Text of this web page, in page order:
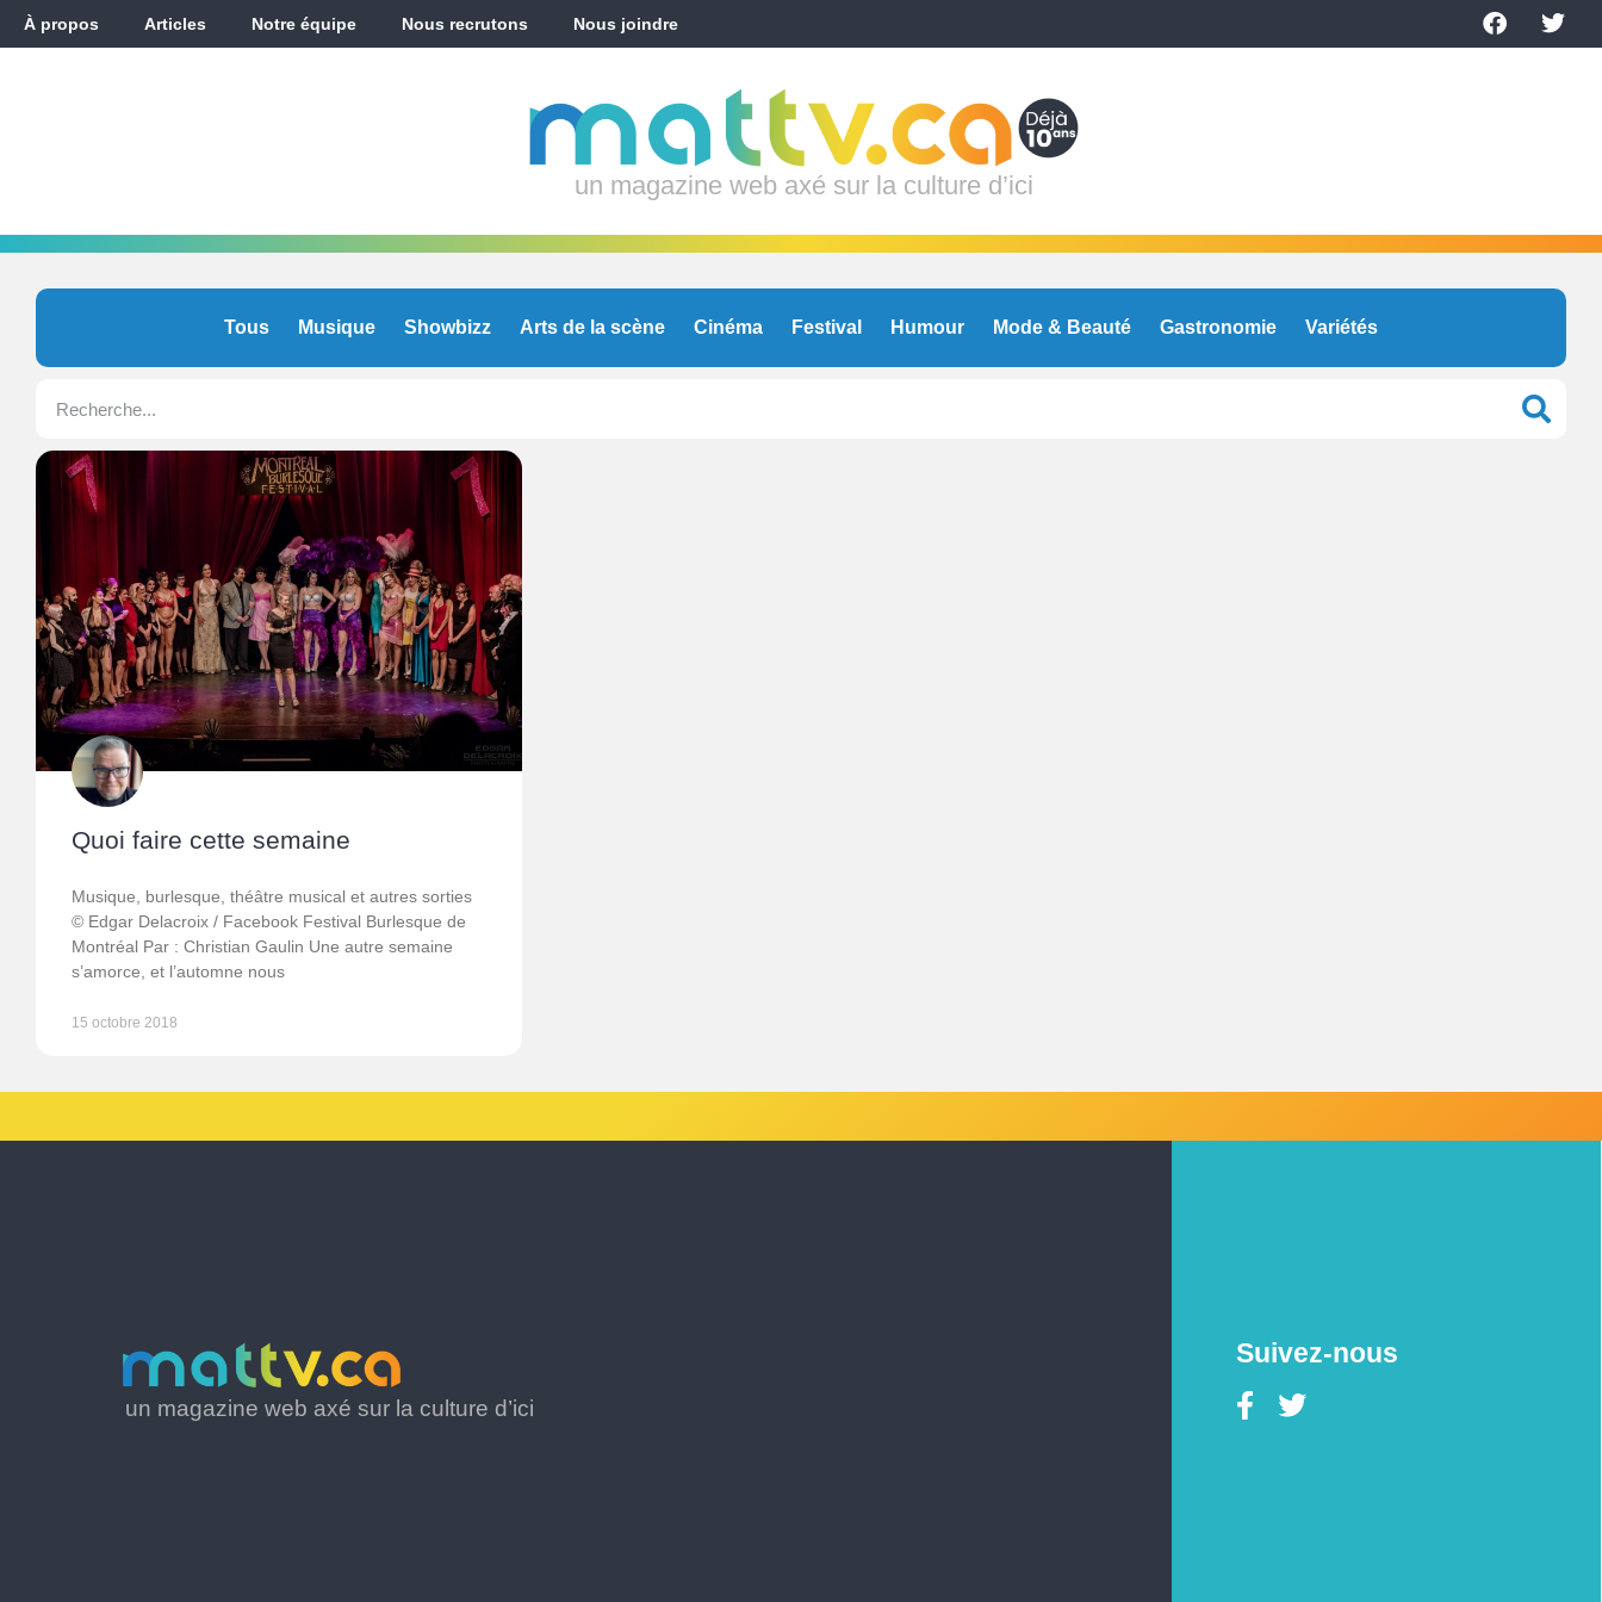
À propos Articles Notre équipe Nous recrutons Nous joindre
un magazine web axé sur la culture d’ici
Tous Musique Showbizz Arts de la scène Cinéma Festival Humour Mode & Beauté Gastronomie Variétés
Quoi faire cette semaine
Musique, burlesque, théâtre musical et autres sorties
© Edgar Delacroix / Facebook Festival Burlesque de
Montréal Par : Christian Gaulin Une autre semaine
s’amorce, et l’automne nous
15 octobre 2018
un magazine web axé sur la culture d’ici
Suivez-nous